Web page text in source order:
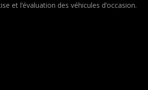
et l’évaluation des véhicules d’occasion.